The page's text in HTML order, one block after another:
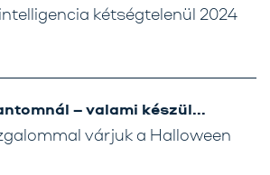
kétségtelenül 2024
– valami készül…
várjuk a Halloween